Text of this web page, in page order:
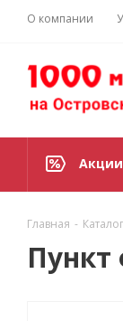
О компании
Акции
Главная - Каталог